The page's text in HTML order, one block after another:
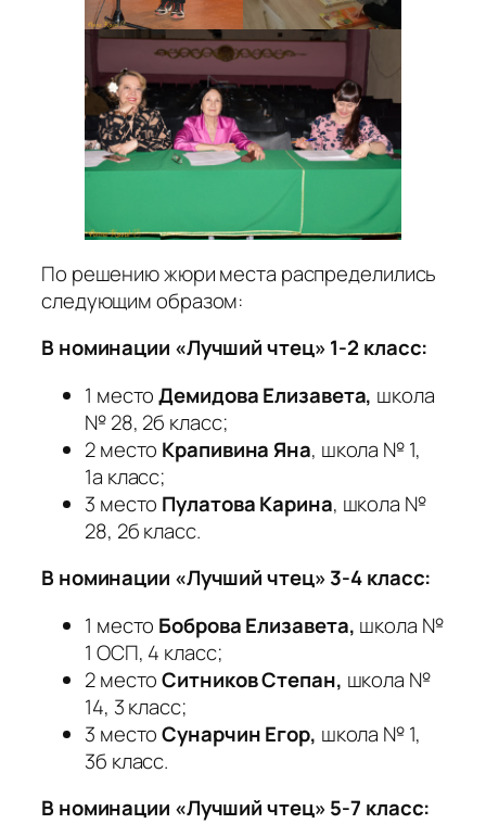
По решению жюри места распределились
следующим образом:
В номинации «Лучший чтец» 1-2 класс:
1 местоДемидова Елизавета, школа
№ 28, 2б класс;
2 место Крапивина Яна, школа № 1,
1а класс;
3 место Пулатова Карина, школа №
28, 2б класс.
В номинации «Лучший чтец» 3-4 класс:
1 место Боброва Елизавета, школа №
1 ОСП, 4 класс;
2 местоСитников Степан, школа №
14, 3 класс;
3 местоСунарчин Егор, школа № 1,
3б класс.
В номинации «Лучший чтец» 5-7 класс: